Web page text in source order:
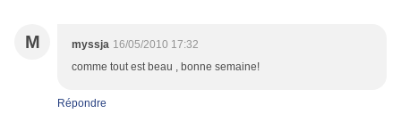
M myssja 16/05/2010 17:32
comme tout est beau , bonne semaine!
Répondre